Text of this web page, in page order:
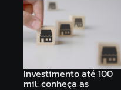
Investimento até 100
mil: conheça as